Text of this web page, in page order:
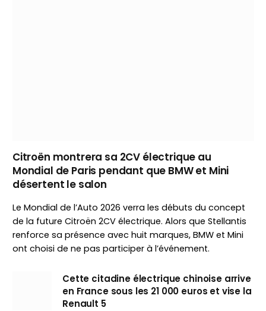
Citroën montrera sa 2CV électrique au
Mondial de Paris pendant que BMW et Mini
désertent le salon
Le Mondial de l’Auto 2026 verra les débuts du concept
de la future Citroën 2CV électrique. Alors que Stellantis
renforce sa présence avec huit marques, BMW et Mini
ont choisi de ne pas participer à l’événement.
Cette citadine électrique chinoise arrive
en France sous les 21 000 euros et vise la
Renault 5